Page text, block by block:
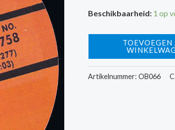
Beschikbaarheid: 1 op
-
TOEVOEGEN
Artikelnummer: OB066